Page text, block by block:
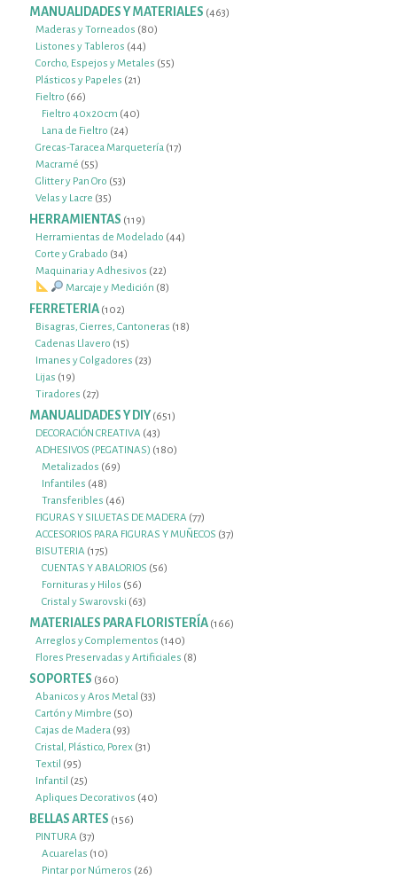
productos
MANUALIDADES Y MATERIALES 463463
Maderas y Torneados 8080
Listones y Tableros 4444
productos
Corcho, Espejos y Metales 5555
Plásticos y Papeles 2121
Fieltro 6666
productos
Fieltro 40x20cm 4040
Lana de Fieltro 2424
productos
Grecas-Taracea Marquetería 1717
Macramé 5555
productos
Glitter y Pan Oro 5353
Velas y Lacre 3535
productos
HERRAMIENTAS 119119
productos
Herramientas de Modelado 4444
Corte y Grabado 3434
productos
Maquinaria y Adhesivos 2222
productos
Marcaje y Medición 88
FERRETERIA 102102
productos
Bisagras, Cierres, Cantoneras 1818
Cadenas Llavero 1515
productos
Imanes y Colgadores 2323
Lijas 1919
productos
Tiradores 2727
productos
MANUALIDADES Y DIY 651651
DECORACIÓN CREATIVA 4343
productos
ADHESIVOS (PEGATINAS) 180180
Metalizados 6969
Infantiles 4848
productos
Transferibles 4646
productos
FIGURAS Y SILUETAS DE MADERA 7777
productos
ACCESORIOS PARA FIGURAS Y MUÑECOS 3737
BISUTERIA 175175
productos
CUENTAS Y ABALORIOS 5656
Fornituras y Hilos 5656
productos
Cristal y Swarovski 6363
productos
MATERIALES PARA FLORISTERÍA 166166
Arreglos y Complementos 140140
productos
Flores Preservadas y Artificiales 88
SOPORTES 360360
productos
Abanicos y Aros Metal 3333
Cartón y Mimbre 5050
productos
Cajas de Madera 9393
productos
Cristal, Plástico, Porex 3131
Textil 9595
productos
Infantil 2525
productos
Apliques Decorativos 4040
BELLAS ARTES 156156
PINTURA 3737
productos
Acuarelas 1010
productos
Pintar por Números 2626